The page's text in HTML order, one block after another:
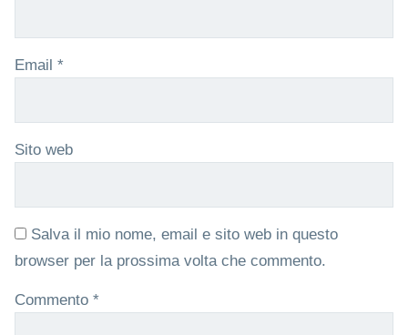
Email *
Sito web
Salva il mio nome, email e sito web in questo
browser per la prossima volta che commento.
Commento *